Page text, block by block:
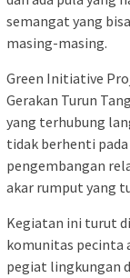
semangat yang
masing-masing.
Green Initiative
Gerakan Turun
yang terhubung
tidak berhenti
pengembangan
akar rumput yang
Kegiatan ini turut
komunitas pecinta
pegiat lingkungan